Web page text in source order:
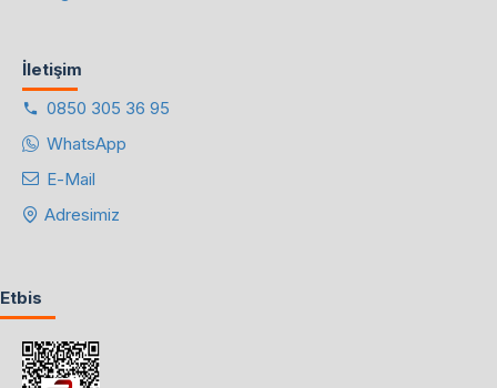
İletişim
0850 305 36 95
WhatsApp
E-Mail
Adresimiz
Etbis